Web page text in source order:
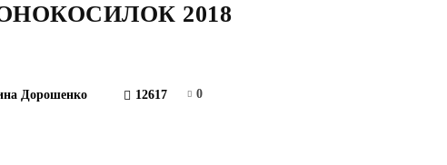
2018
Дорошенко 12617 0